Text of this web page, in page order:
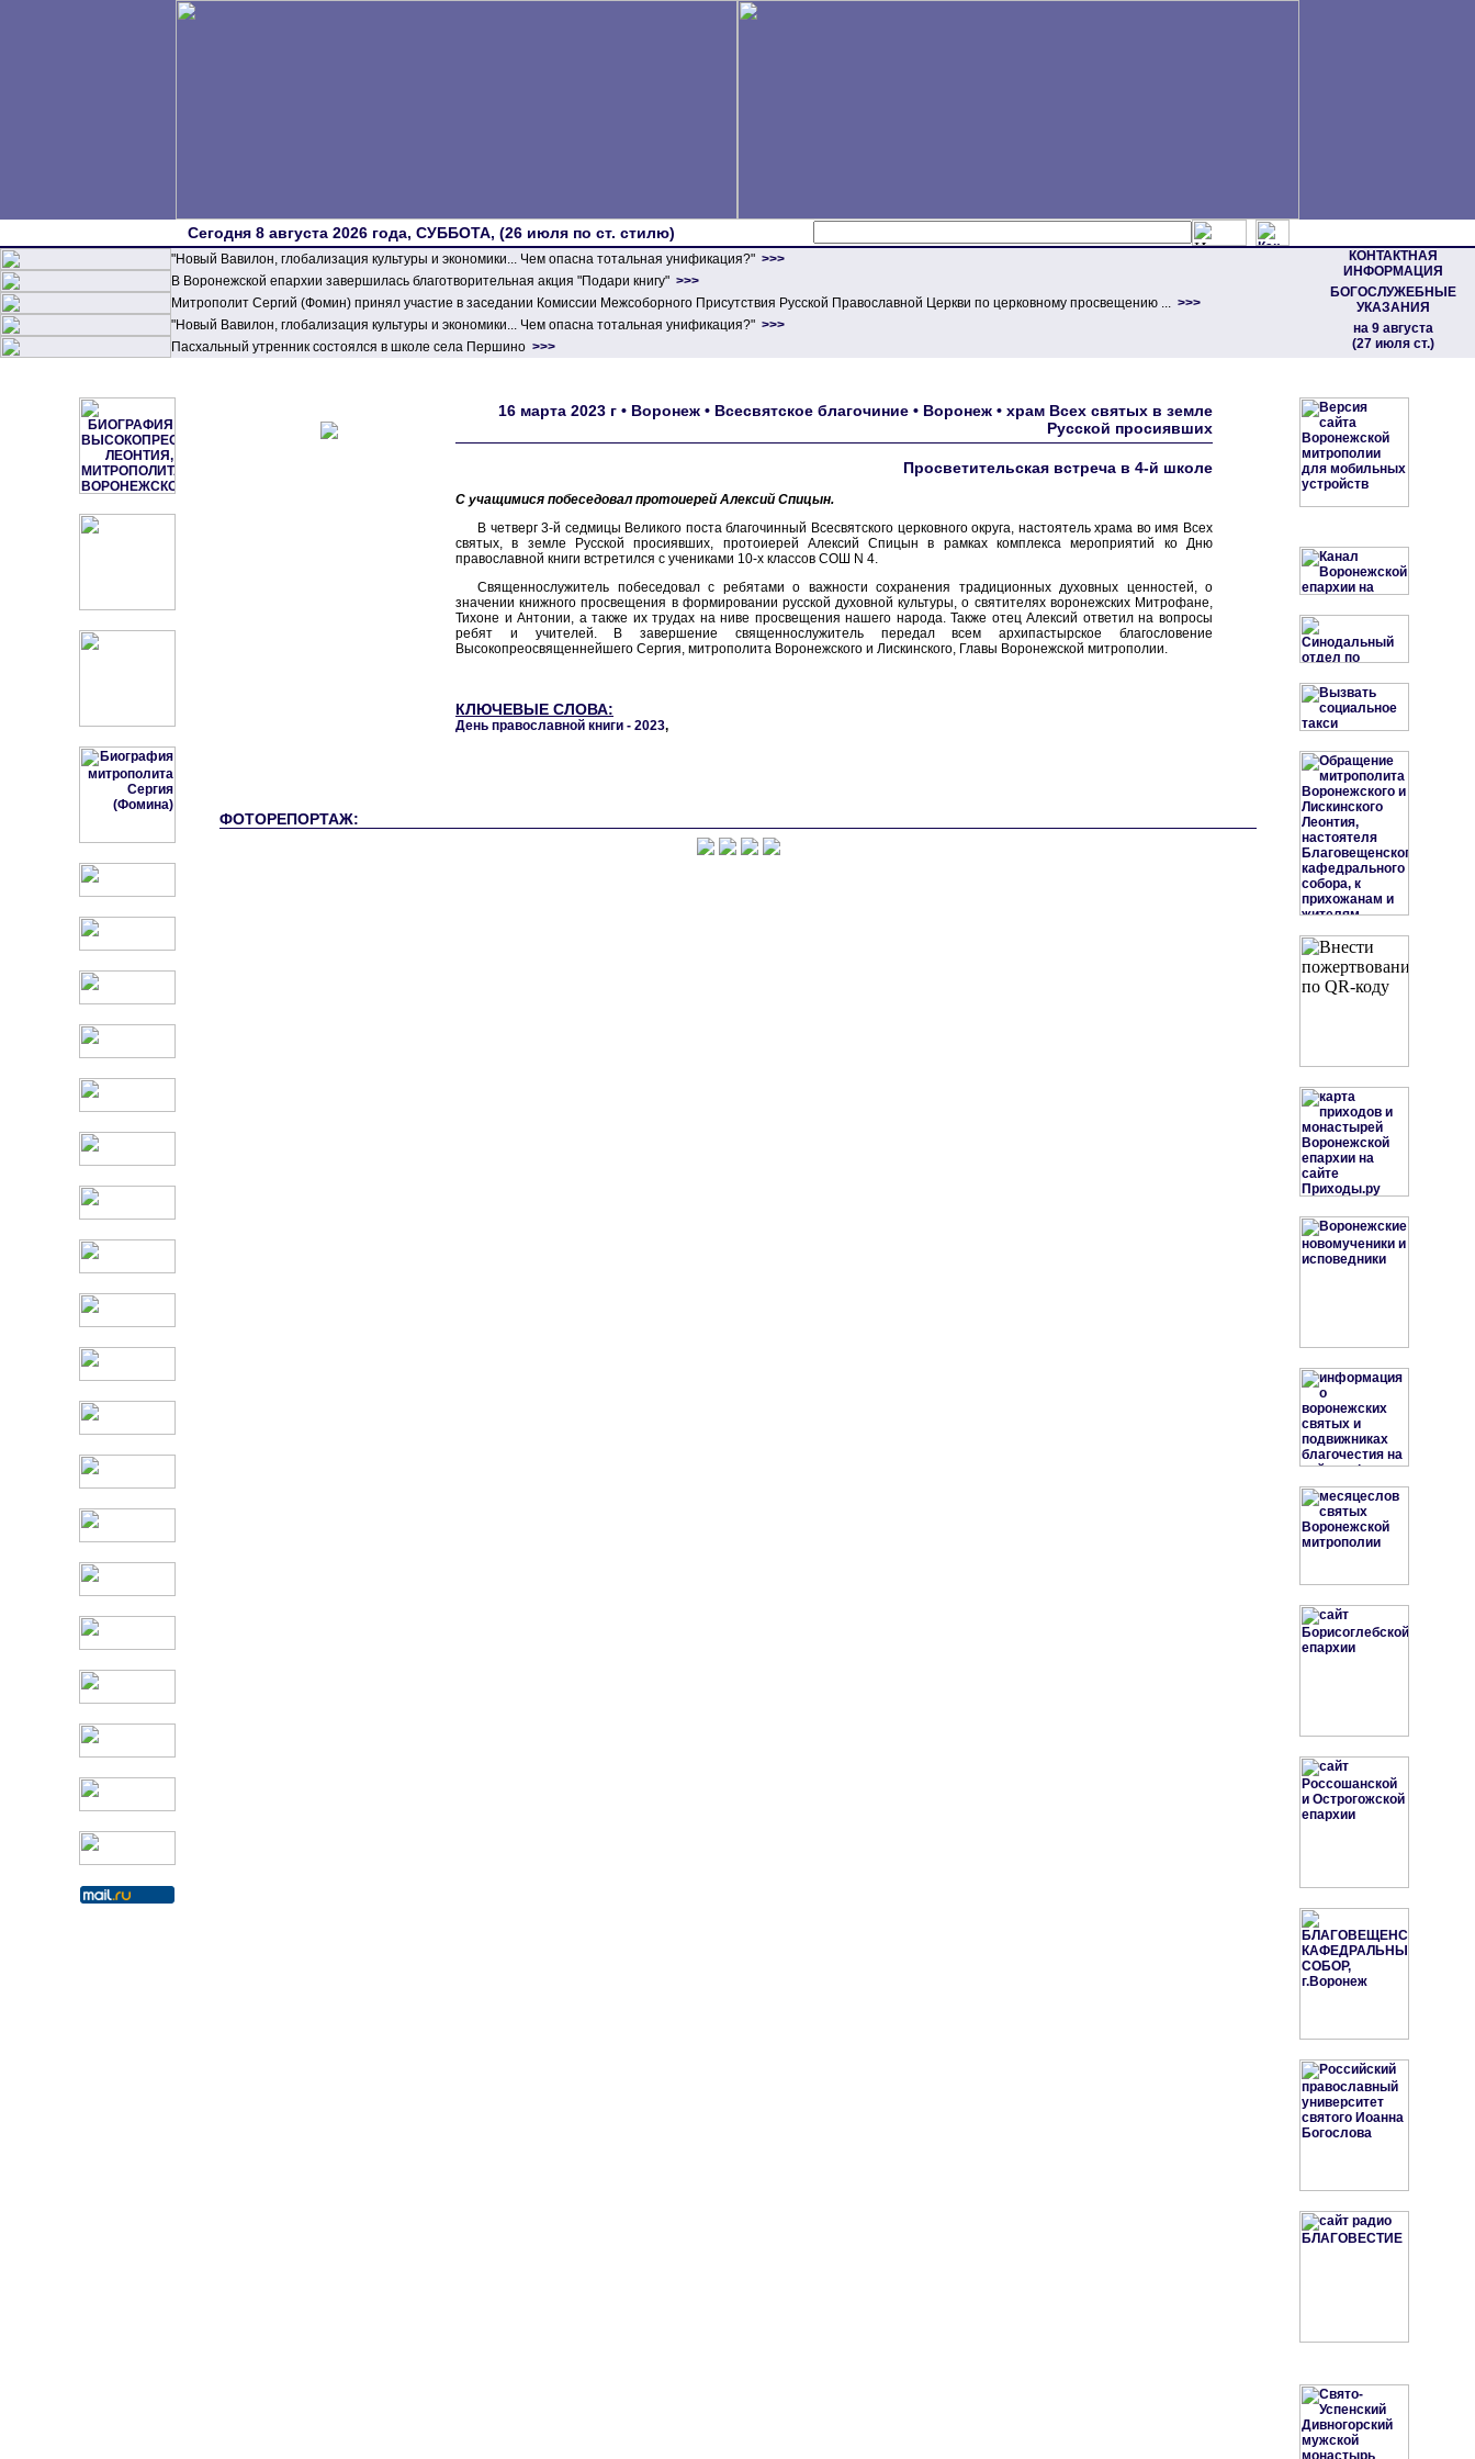
Сегодня 8 августа 2026 года, СУББОТА, (26 июля по ст. стилю)
"Новый Вавилон, глобализация культуры и экономики... Чем опасна тотальная унификация?" >>>
КОНТАКТНАЯ
ИНФОРМАЦИЯ
БОГОСЛУЖЕБНЫЕ
УКАЗАНИЯ
на 9 августа
(27 июля ст.)
В Воронежской епархии завершилась благотворительная акция "Подари книгу" >>>
Митрополит Сергий (Фомин) принял участие в заседании Комиссии Межсоборного Присутствия Русской Православной Церкви по церковному просвещению ... >>>
"Новый Вавилон, глобализация культуры и экономики... Чем опасна тотальная унификация?" >>>
Пасхальный утренник состоялся в школе села Першино >>>
16 марта 2023 г • Воронеж • Всесвятское благочиние • Воронеж • храм Всех святых в земле
Русской просиявших
Просветительская встреча в 4-й школе
С учащимися побеседовал протоиерей Алексий Спицын.
В четверг 3-й седмицы Великого поста благочинный Всесвятского церковного округа, настоятель храма во имя Всех
святых, в земле Русской просиявших, протоиерей Алексий Спицын в рамках комплекса мероприятий ко Дню
православной книги встретился с учениками 10-х классов СОШ N 4.
Священнослужитель побеседовал с ребятами о важности сохранения традиционных духовных ценностей, о
значении книжного просвещения в формировании русской духовной культуры, о святителях воронежских Митрофане,
Тихоне и Антонии, а также их трудах на ниве просвещения нашего народа. Также отец Алексий ответил на вопросы
ребят и учителей. В завершение священнослужитель передал всем архипастырское благословение
Высокопреосвященнейшего Сергия, митрополита Воронежского и Лискинского, Главы Воронежской митрополии.
КЛЮЧЕВЫЕ СЛОВА:
День православной книги - 2023,
ФОТОРЕПОРТАЖ: